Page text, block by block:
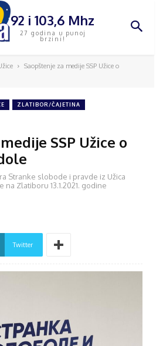
92 i 103,6 Mhz
27 godina u punoj
brzini!
Saopštenje za medije SSP Užice o
ZLATIBOR/ČAJETINA
SSP Užice o
Stranke slobode i pravde iz Užica
Zlatiboru 13.1.2021. godine
Twitter